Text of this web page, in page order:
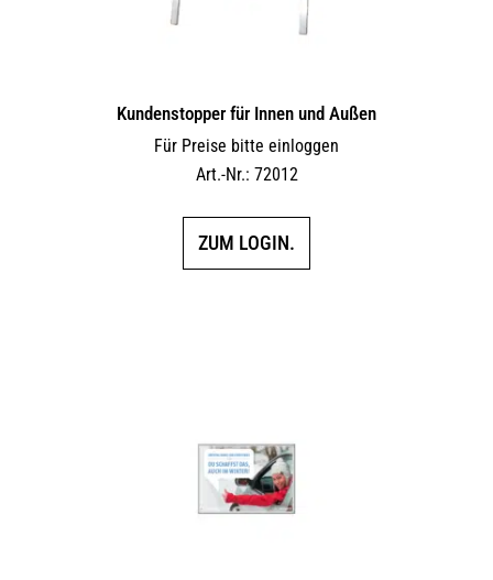
Kundenstopper für Innen und Außen
Für Preise bitte einloggen
Art.-Nr.: 72012
ZUM LOGIN.